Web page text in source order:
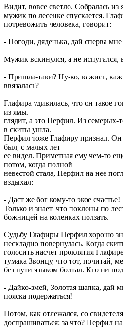
Видит, вовсе светло. Собралась
мужик по лесенке спускается.
потревожить человека, говорит:
- Погоди, дяденька, дай сперва мне
Мужик вскинулся, а не испугался,
- Пришла-таки? Ну-ко, кажись,
ввязалась?
Глафира удивилась, что он такое
из ямы,
глядит, а это Перфил. Из семерых-
в скиты ушла.
Перфил тоже Глафиру признал. Он
был, с малых лет
ее видел. Приметная ему чем-то
потом, когда полной
невестой стала, Перфил на нее
вздыхал:
- Даст же бог кому-то экое
Только и знает, что поклоны по
божницей на коленках ползать.
Судьбу Глафиры Перфил хорошо
нескладно повернулась. Когда
голосить насчет проклятия
тумака Звонцу, что тот, почитай,
без пути языком болтал. Кго ни
- Дайко-змей, Золотая шапка, дай
пояска подержаться!
Потом, как отлежался, со
доспрашиваться: за что? Перфил